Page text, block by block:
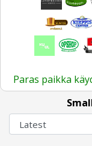
Paras paikka